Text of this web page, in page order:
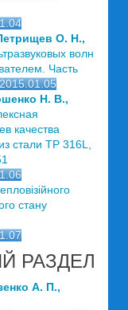
О. Н.,
волн
Часть
Н. В.,
качества
стали ТР 316L,
стану
РАЗДЕЛ
А. П.,